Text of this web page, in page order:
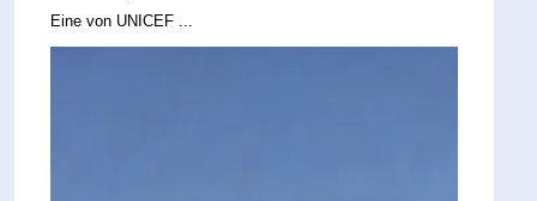
Eine von UNICEF ...